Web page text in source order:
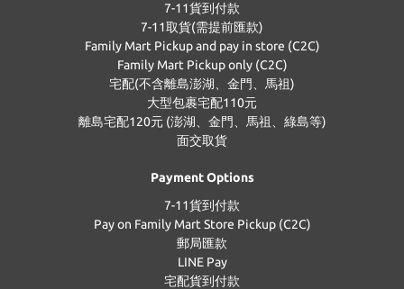
7-11貨到付款
7-11取貨(需提前匯款)
Family Mart Pickup and pay in store (C2C)
Family Mart Pickup only (C2C)
宅配(不含離島澎湖、金門、馬祖)
大型包裹宅配110元
離島宅配120元 (澎湖、金門、馬祖、綠島等)
面交取貨
Payment Options
7-11貨到付款
Pay on Family Mart Store Pickup (C2C)
郵局匯款
LINE Pay
宅配貨到付款